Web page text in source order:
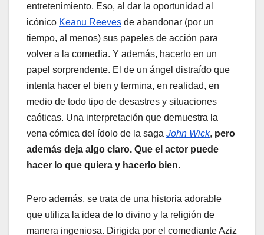
entretenimiento. Eso, al dar la oportunidad al
icónico Keanu Reeves de abandonar (por un
tiempo, al menos) sus papeles de acción para
volver a la comedia. Y además, hacerlo en un
papel sorprendente. El de un ángel distraído que
intenta hacer el bien y termina, en realidad, en
medio de todo tipo de desastres y situaciones
caóticas. Una interpretación que demuestra la
vena cómica del ídolo de la saga John Wick, pero
además deja algo claro. Que el actor puede
hacer lo que quiera y hacerlo bien.
Pero además, se trata de una historia adorable
que utiliza la idea de lo divino y la religión de
manera ingeniosa. Dirigida por el comediante Aziz